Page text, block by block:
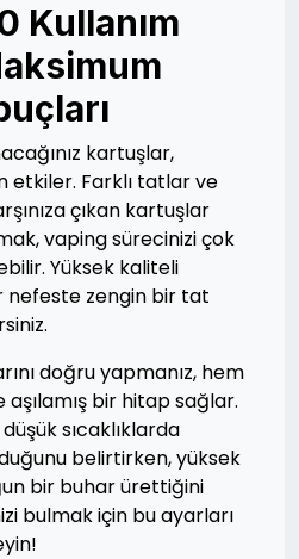
Kullanım
kartuşlar,
etkiler. Farklı tatlar ve
çıkan kartuşlar
vaping sürecinizi çok
Yüksek kaliteli
nefeste zengin bir tat
doğru yapmanız, hem
aşılamış bir hitap sağlar.
sıcaklıklarda
belirtirken, yüksek
bir buhar ürettiğini
bulmak için bu ayarları